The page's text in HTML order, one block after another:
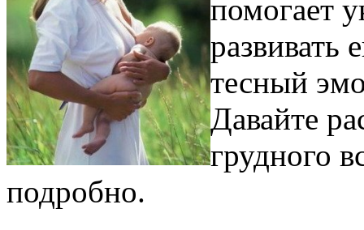
помогает
развивать
тесный
Давайте
грудного
подробно.